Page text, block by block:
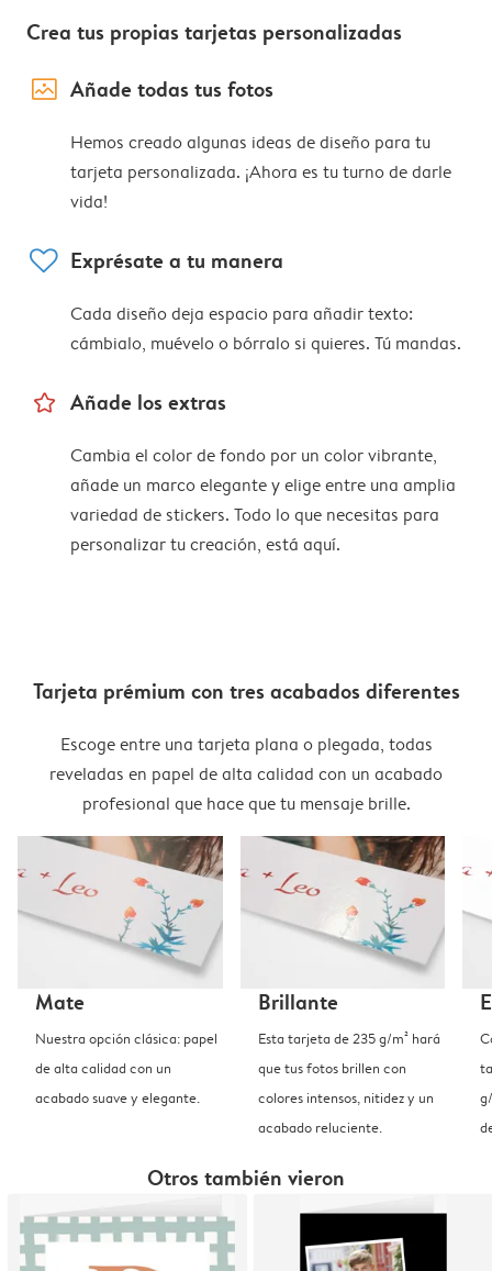
Crea tus propias tarjetas personalizadas
image_placeholder Añade todas tus fotos
Hemos creado algunas ideas de diseño para tu
tarjeta personalizada. ¡Ahora es tu turno de darle
vida!
heart Exprésate a tu manera
Cada diseño deja espacio para añadir texto:
cámbialo, muévelo o bórralo si quieres. Tú mandas.
star_outline Añade los extras
Cambia el color de fondo por un color vibrante,
añade un marco elegante y elige entre una amplia
variedad de stickers. Todo lo que necesitas para
personalizar tu creación, está aquí.
Tarjeta prémium con tres acabados diferentes
Escoge entre una tarjeta plana o plegada, todas
reveladas en papel de alta calidad con un acabado
profesional que hace que tu mensaje brille.
Mate
Nuestra opción clásica: papel
de alta calidad con un
acabado suave y elegante.
Brillante
Esta tarjeta de 235 g/m² hará
que tus fotos brillen con
colores intensos, nitidez y un
acabado reluciente.
Otros también vieron